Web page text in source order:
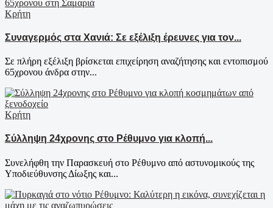
Κρήτη
Συναγερμός στα Χανιά: Σε εξέλιξη έρευνες για τον...
Σε πλήρη εξέλιξη βρίσκεται επιχείρηση αναζήτησης και εντοπισμού
65χρονου άνδρα στην...
Κρήτη
Σύλληψη 24χρονης στο Ρέθυμνο για κλοπή...
Συνελήφθη την Παρασκευή στο Ρέθυμνο από αστυνομικούς της
Υποδιεύθυνσης Δίωξης και...